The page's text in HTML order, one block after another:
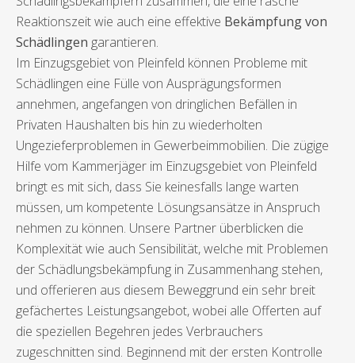
Reaktionszeit wie auch eine effektive Bekämpfung von
Schädlingen garantieren.
Im Einzugsgebiet von Pleinfeld können Probleme mit
Schädlingen eine Fülle von Ausprägungsformen
annehmen, angefangen von dringlichen Befällen in
Privaten Haushalten bis hin zu wiederholten
Ungezieferproblemen in Gewerbeimmobilien. Die zügige
Hilfe vom Kammerjäger im Einzugsgebiet von Pleinfeld
bringt es mit sich, dass Sie keinesfalls lange warten
müssen, um kompetente Lösungsansätze in Anspruch
nehmen zu können. Unsere Partner überblicken die
Komplexität wie auch Sensibilität, welche mit Problemen
der Schädlungsbekämpfung in Zusammenhang stehen,
und offerieren aus diesem Beweggrund ein sehr breit
gefächertes Leistungsangebot, wobei alle Offerten auf
die speziellen Begehren jedes Verbrauchers
zugeschnitten sind. Beginnend mit der ersten Kontrolle